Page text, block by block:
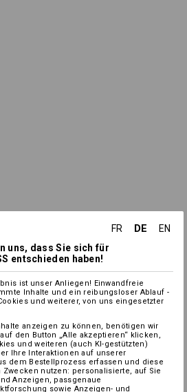
FR DE
EN
uns, dass Sie sich für
entschieden haben!
ist unser Anliegen! Einwandfreie
Inhalte und ein reibungsloser Ablauf -
und weiterer, von uns eingesetzter
anzeigen zu können, benötigen wir
den Button „Alle akzeptieren“ klicken,
und weiteren (auch KI-gestützten)
Ihre Interaktionen auf unserer
dem Bestellprozess erfassen und diese
nutzen: personalisierte, auf Sie
Anzeigen, passgenaue
sowie Anzeigen- und